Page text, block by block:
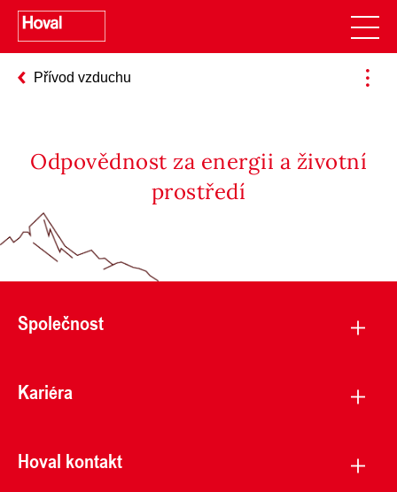
Přívod vzduchu
Odpovědnost za energii a životní
prostředí
Společnost
Kariéra
Hoval kontakt